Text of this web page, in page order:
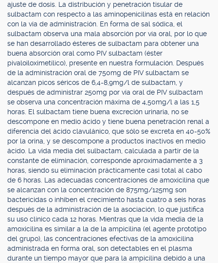
ajuste de dosis. La distribución y penetración tisular de
sulbactam con respecto a las aminopenicilinas está en relación
con la vía de administración. En forma de sal sódica, el
sulbactam observa una mala absorción por vía oral, por lo que
se han desarrollado ésteres de sulbactam para obtener una
buena absorción oral como PIV sulbactam (éster
pivaloiloximetílico), presente en nuestra formulación. Después
de la administración oral de 750mg de PIV sulbactam se
alcanzan picos séricos de 6,4-8,9mg/l de sulbactam, y
después de administrar 250mg por vía oral de PIV sulbactam
se observa una concentración máxima de 4,50mg/l a las 1,5
horas. El sulbactam tiene buena excreción urinaria, no se
descompone en medio ácido y tiene buena penetración renal a
diferencia del ácido clavulánico, que sólo se excreta en 40-50%
por la orina, y se descompone a productos inactivos en medio
ácido. La vida media del sulbactam, calculada a partir de la
constante de eliminación, corresponde aproximadamente a 3
horas, siendo su eliminación prácticamente casi total al cabo
de 6 horas. Las adecuadas concentraciones de amoxicilina que
se alcanzan con la concentración de 875mg/125mg son
bactericidas o inhiben el crecimiento hasta cuatro a seis horas
después de la administración de la asociación, lo que justifica
su uso clínico cada 12 horas. Mientras que la vida media de la
amoxicilina es similar a la de la ampicilina (el agente prototipo
del grupo), las concentraciones efectivas de la amoxicilina
administrada en forma oral, son detectables en el plasma
durante un tiempo mayor que para la ampicilina debido a una